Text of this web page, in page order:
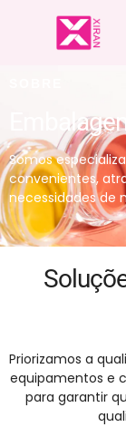
Somos
convenientes,
necessidades de
Priorizamos a
equipamentos e
para garantir